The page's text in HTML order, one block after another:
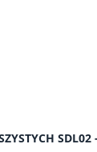
SDL02